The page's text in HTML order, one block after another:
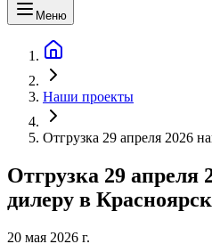
Меню
Наши проекты
Отгрузка 29 апреля 2026
Отгрузка 29 апреля
дилеру в Красноярск
20 мая 2026 г.